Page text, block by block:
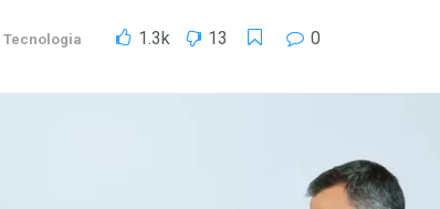
Tecnologia 1.3k 13 0